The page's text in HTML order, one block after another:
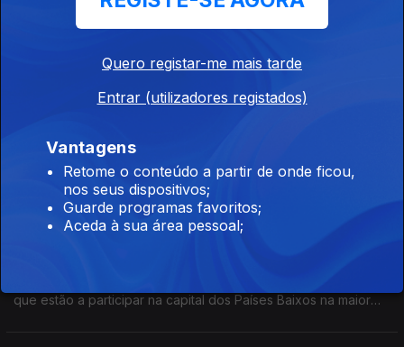
Eduarda Maio conversa com Miguel Borges, engenheiro civil a
viver na Roménia, sobre o ambiente vivido no país após o
RTP Antena 1 em Budapeste
Eduarda Maio conversa com Tiago Hipólito, português que
trabalha na Hungria, sobre a final da Liga dos Campeões que
vai decorrer em Budapeste e ainda sobre a visita do novo
primeiro ministro húngaro a Bruxelas.
RTP Antena 1 em Amesterdão
que estão a participar na capital dos Países Baixos na maior
Quero registar-me mais tarde
Entrar (utilizadores registados)
Vantagens
Retome o conteúdo a partir de onde ficou,
nos seus dispositivos;
Guarde programas favoritos;
Aceda à sua área pessoal;